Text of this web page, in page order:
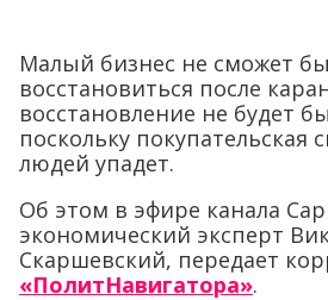
Малый бизнес не сможет
восстановиться после
восстановление не будет
поскольку покупательская
людей упадет.
Об этом в эфире канала
экономический эксперт
Скаршевский, передает
«ПолитНавигатора».